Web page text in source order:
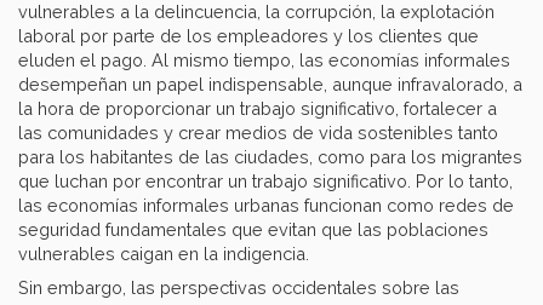
vulnerables a la delincuencia, la corrupción, la explotación
laboral por parte de los empleadores y los clientes que
eluden el pago. Al mismo tiempo, las economías informales
desempeñan un papel indispensable, aunque infravalorado, a
la hora de proporcionar un trabajo significativo, fortalecer a
las comunidades y crear medios de vida sostenibles tanto
para los habitantes de las ciudades, como para los migrantes
que luchan por encontrar un trabajo significativo. Por lo tanto,
las economías informales urbanas funcionan como redes de
seguridad fundamentales que evitan que las poblaciones
vulnerables caigan en la indigencia.
Sin embargo, las perspectivas occidentales sobre las